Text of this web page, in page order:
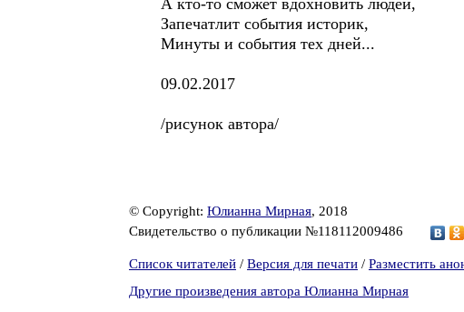
А кто-то сможет вдохновить людей,
Запечатлит события историк,
Минуты и события тех дней...
09.02.2017
/рисунок автора/
© Copyright: Юлианна Мирная, 2018
Свидетельство о публикации №118112009486
Список читателей / Версия для печати / Разместить
Другие произведения автора Юлианна Мирная